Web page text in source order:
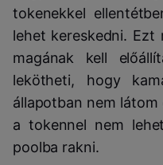
tokenekkel
lehet kereskedni. Ezt
magának kell
lekötheti, hogy
állapotban nem
a tokennel nem
poolba rakni.